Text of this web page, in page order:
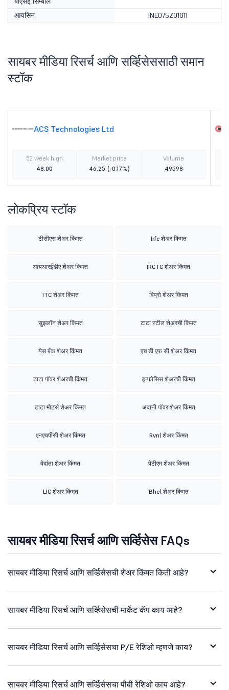
आयसिन
INE075Z01011
सायबर मीडिया रिसर्च आणि सर्व्हिसेससाठी समान
स्टॉक
ACS Technologies Ltd
52 week high
48.00
Market price
46.25 (-0.17%)
Volume
49598
लोकप्रिय स्टॉक
टीसीएस शेअर किंमत Irfc शेअर किंमत
आयआरईडीए शेअर किंमत IRCTC शेअर किंमत
ITC शेअर किंमत विप्रो शेअर किंमत
सुझलॉन शेअर किंमत टाटा स्टील शेअरची किंमत
येस बँक शेअर किंमत एच डी एफ सी शेअर किंमत
टाटा पॉवर शेअरची किंमत इन्फोसिस शेअरची किंमत
टाटा मोटर्स शेअर किंमत अदानी पॉवर शेअर किंमत
एनएचपीसी शेअर किंमत Rvnl शेअर किंमत
वेदांता शेअर किंमत पेटीएम शेअर किंमत
LIC शेअर किंमत Bhel शेअर किंमत
सायबर मीडिया रिसर्च आणि सर्व्हिसेस FAQs
सायबर मीडिया रिसर्च आणि सर्व्हिसेसची शेअर किंमत किती आहे?
सायबर मीडिया रिसर्च आणि सर्व्हिसेसची मार्केट कॅप काय आहे?
सायबर मीडिया रिसर्च आणि सर्व्हिसेसचा P/E रेशिओ म्हणजे काय?
सायबर मीडिया रिसर्च आणि सर्व्हिसेसचा पीबी रेशिओ काय आहे?